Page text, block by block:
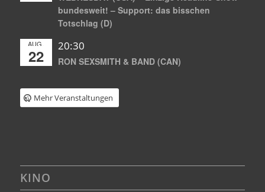
bundesweit! – Support: das bisschen
Totschlag (D)
AUG.
22
20:30
RON SEXSMITH & BAND (CAN)
Mehr Veranstaltungen
KINO